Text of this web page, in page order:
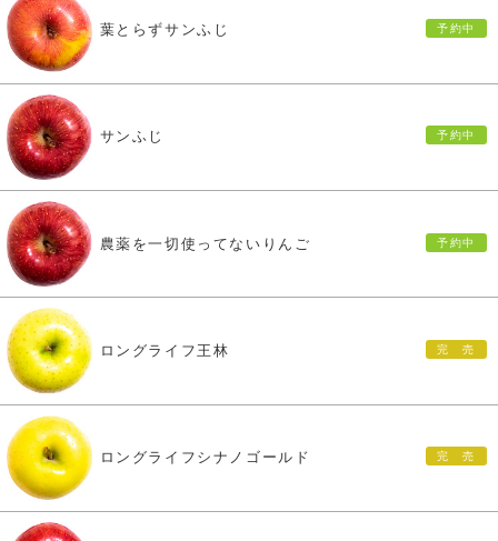
葉とらずサンふじ
サンふじ
農薬を一切使ってないりんご
ロングライフ王林
ロングライフシナノゴールド